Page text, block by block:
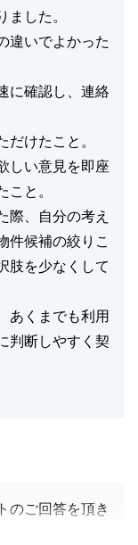
ました。
違いでよかった
に確認し、連絡
だけたこと。
しい意見を即座
こと。
際、自分の考え
件候補の絞りこ
肢を少なくして
あくまでも利用
判断しやすく契
のご回答を頂き